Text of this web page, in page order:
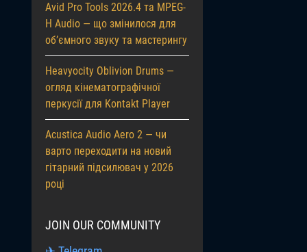
Avid Pro Tools 2026.4 та MPEG-
H Audio — що змінилося для
об’ємного звуку та мастерингу
Heavyocity Oblivion Drums —
огляд кінематографічної
перкусії для Kontakt Player
Acustica Audio Aero 2 — чи
варто переходити на новий
гітарний підсилювач у 2026
році
JOIN OUR COMMUNITY